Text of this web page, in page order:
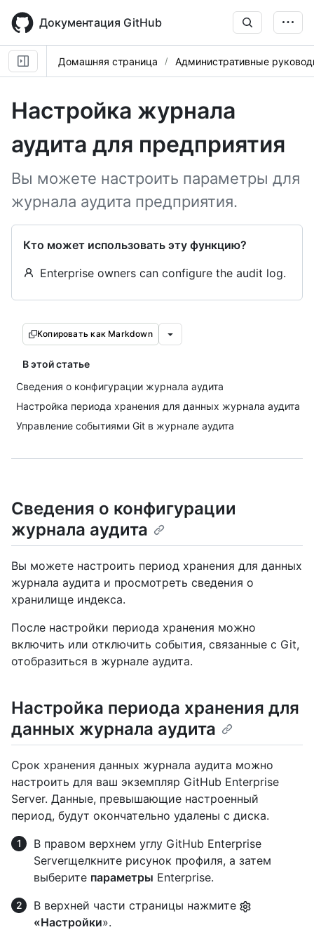
main
content
Документация GitHub
Домашняя страница Административные
Настройка журнала
аудита для предприятия
Вы можете настроить параметры для
журнала аудита предприятия.
Кто может использовать эту функцию?
Enterprise owners can configure the audit log.
Копировать как Markdown
В этой статье
Сведения о конфигурации журнала аудита
Настройка периода хранения для данных журнала аудита
Управление событиями Git в журнале аудита
Сведения о конфигурации
журнала аудита
Вы можете настроить период хранения для данных
журнала аудита и просмотреть сведения о
хранилище индекса.
После настройки периода хранения можно
включить или отключить события, связанные с Git,
отобразиться в журнале аудита.
Настройка периода хранения для
данных журнала аудита
Срок хранения данных журнала аудита можно
настроить для ваш экземпляр GitHub Enterprise
Server. Данные, превышающие настроенный
период, будут окончательно удалены с диска.
В правом верхнем углу GitHub Enterprise
Serverщелкните рисунок профиля, а затем
выберите параметры Enterprise.
В верхней части страницы нажмите
«Настройки».